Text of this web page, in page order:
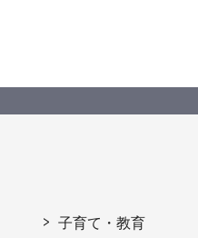
子育て・教育